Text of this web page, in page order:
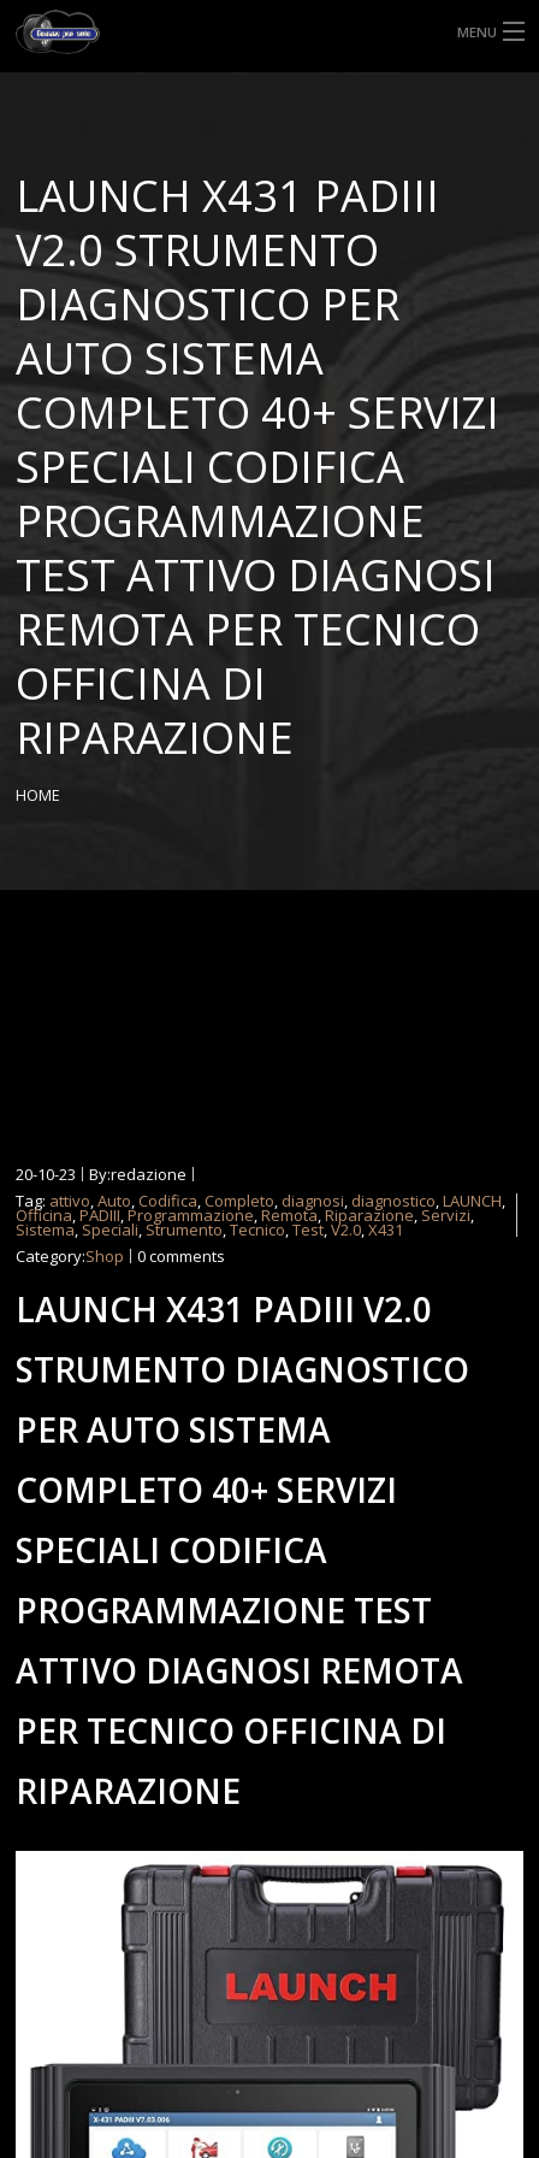
MENU
MISURE GOMME
BLOG
SHOP
LAUNCH X431 PADIII
V2.0 STRUMENTO
DIAGNOSTICO PER
AUTO SISTEMA
COMPLETO 40+ SERVIZI
SPECIALI CODIFICA
PROGRAMMAZIONE
TEST ATTIVO DIAGNOSI
REMOTA PER TECNICO
OFFICINA DI
RIPARAZIONE
HOME
20-10-23
By:redazione
Tag: attivo,Auto, Codifica, Completo, diagnosi, diagnostico,LAUNCH,
Officina,PADIII,Programmazione,Remota,Riparazione, Servizi,
Sistema, Speciali, Strumento,Tecnico,Test,V2.0,X431
Category:Shop 0 comments
LAUNCH X431 PADIII V2.0
STRUMENTO DIAGNOSTICO
PER AUTO SISTEMA
COMPLETO 40+ SERVIZI
SPECIALI CODIFICA
PROGRAMMAZIONE TEST
ATTIVO DIAGNOSI REMOTA
PER TECNICO OFFICINA DI
RIPARAZIONE